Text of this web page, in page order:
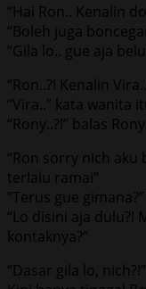
“Hai Ron.. Kenalin
“Boleh juga
“Gila lo.. gue aja
“Ron..?! Kenalin
“Vira..” kata wanita
“Rony..?!” balas
“Ron sorry nich aku
terlalu ramai”
“Terus gue
“Lo disini aja dulu?!
kontaknya?”
“Dasar gila lo,